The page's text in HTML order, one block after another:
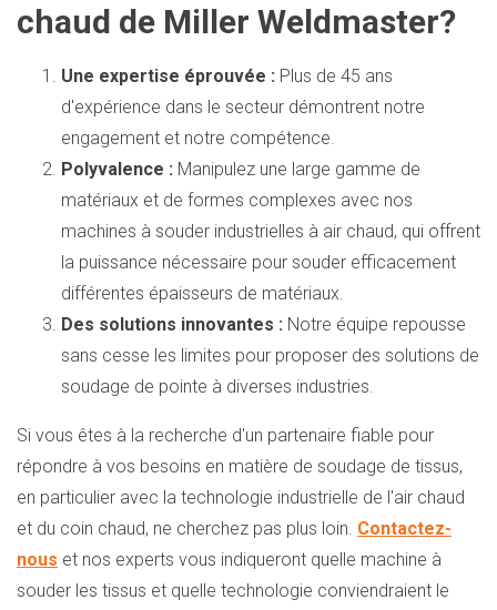
chaud de Miller Weldmaster?
Une expertise éprouvée : Plus de 45 ans
d'expérience dans le secteur démontrent notre
engagement et notre compétence.
Polyvalence : Manipulez une large gamme de
matériaux et de formes complexes avec nos
machines à souder industrielles à air chaud, qui offrent
la puissance nécessaire pour souder efficacement
différentes épaisseurs de matériaux.
Des solutions innovantes : Notre équipe repousse
sans cesse les limites pour proposer des solutions de
soudage de pointe à diverses industries.
Si vous êtes à la recherche d'un partenaire fiable pour
répondre à vos besoins en matière de soudage de tissus,
en particulier avec la technologie industrielle de l'air chaud
et du coin chaud, ne cherchez pas plus loin. Contactez-
nous et nos experts vous indiqueront quelle machine à
souder les tissus et quelle technologie conviendraient le